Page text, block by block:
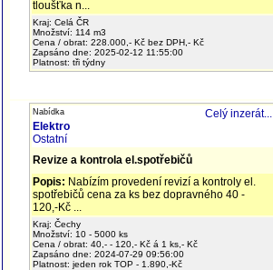
tloušťka n...
Kraj: Celá ČR
Množství: 114 m3
Cena / obrat: 228.000,- Kč bez DPH,- Kč
Zapsáno dne: 2025-02-12 11:55:00
Platnost: tři týdny
Nabídka
Celý inzerát...
Elektro
Ostatní
Revize a kontrola el.spotřebičů
Popis: Nabízím provedení revizí a kontroly el.
spotřebičů cena za ks bez dopravného 40 -
120,-Kč ...
Kraj: Čechy
Množství: 10 - 5000 ks
Cena / obrat: 40,- - 120,- Kč á 1 ks,- Kč
Zapsáno dne: 2024-07-29 09:56:00
Platnost: jeden rok TOP - 1.890,-Kč